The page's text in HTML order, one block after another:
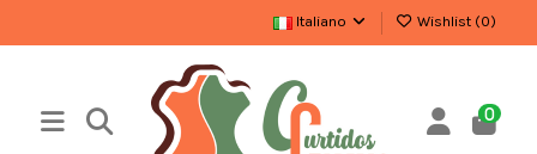
Italiano Wishlist (0)
0